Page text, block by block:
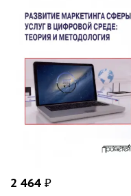
2 464 ₽